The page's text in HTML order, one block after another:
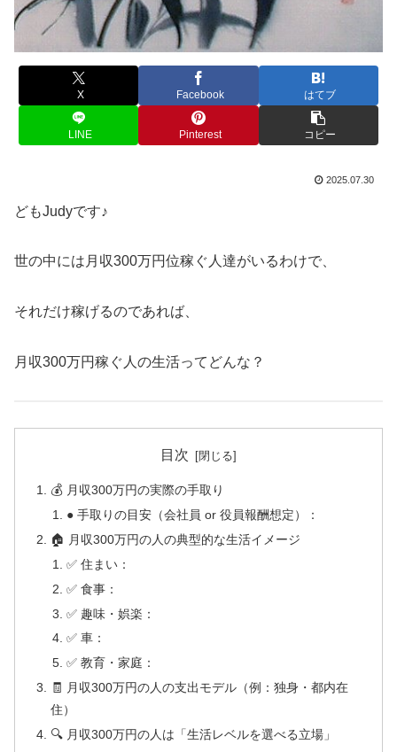
X Facebook はてブ
LINE Pinterest コピー
2025.07.30
どもJudyです♪
世の中には月収300万円位稼ぐ人達がいるわけで、
それだけ稼げるのであれば、
月収300万円稼ぐ人の生活ってどんな？
目次
💰 月収300万円の実際の手取り
● 手取りの目安（会社員 or 役員報酬想定）：
🏠 月収300万円の人の典型的な生活イメージ
✅ 住まい：
✅ 食事：
✅ 趣味・娯楽：
✅ 車：
✅ 教育・家庭：
🧾 月収300万円の人の支出モデル（例：独身・都内在
住）
🔍 月収300万円の人は「生活レベルを選べる立場」